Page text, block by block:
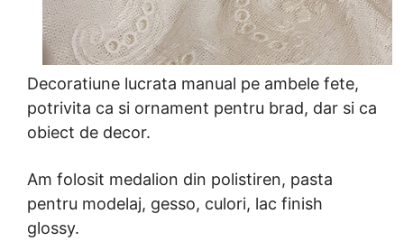
Decoratiune lucrata manual pe ambele fete,
potrivita ca si ornament pentru brad, dar si ca
obiect de decor.
Am folosit medalion din polistiren, pasta
pentru modelaj, gesso, culori, lac finish
glossy.